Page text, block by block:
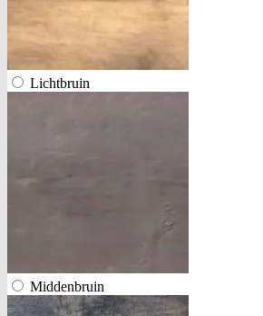
Lichtbruin
Middenbruin